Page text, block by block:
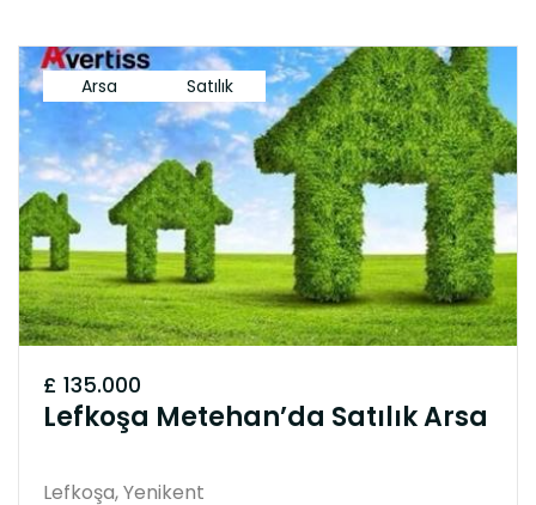
Arsa Satılık
£ 135.000
Lefkoşa Metehan’da Satılık Arsa
Lefkoşa, Yenikent